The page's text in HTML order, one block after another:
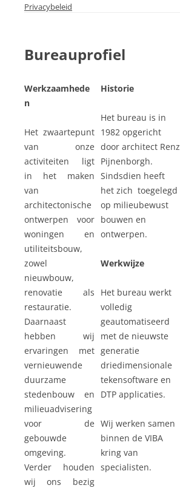
Privacybeleid
Bureauprofiel
Werkzaamhede
n
Het zwaartepunt
van onze
activiteiten ligt
in het maken
van
architectonische
ontwerpen voor
woningen en
utiliteitsbouw,
zowel
nieuwbouw,
renovatie als
restauratie.
Daarnaast
hebben wij
ervaringen met
vernieuwende
duurzame
stedenbouw en
milieuadvisering
voor de
gebouwde
omgeving.
Verder houden
wij ons bezig
Historie
Het bureau is in
1982 opgericht
door architect Renz
Pijnenborgh.
Sindsdien heeft
het zich toegelegd
op milieubewust
bouwen en
ontwerpen.
Werkwijze
Het bureau werkt
volledig
geautomatiseerd
met de nieuwste
generatie
driedimensionale
tekensoftware en
DTP applicaties.
Wij werken samen
binnen de VIBA
kring van
specialisten.